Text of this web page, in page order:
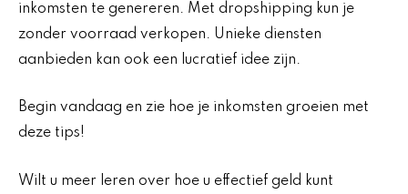
inkomsten te genereren. Met dropshipping kun je
zonder voorraad verkopen. Unieke diensten
aanbieden kan ook een lucratief idee zijn.
Begin vandaag en zie hoe je inkomsten groeien met
deze tips!
Wilt u meer leren over hoe u effectief geld kunt